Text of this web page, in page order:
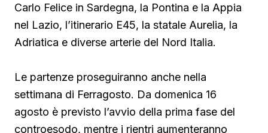
Carlo Felice in Sardegna, la Pontina e la Appia
nel Lazio, l’itinerario E45, la statale Aurelia, la
Adriatica e diverse arterie del Nord Italia.
Le partenze proseguiranno anche nella
settimana di Ferragosto. Da domenica 16
agosto è previsto l’avvio della prima fase del
controesodo, mentre i rientri aumenteranno